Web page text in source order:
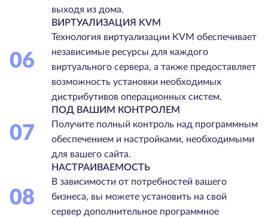
выходя из дома.
06
ВИРТУАЛИЗАЦИЯ KVM
Технология виртуализации KVM обеспечивает
независимые ресурсы для каждого
виртуального сервера, а также предоставляет
возможность установки необходимых
дистрибутивов операционных систем.
07
ПОД ВАШИМ КОНТРОЛЕМ
Получите полный контроль над программным
обеспечением и настройками, необходимыми
для вашего сайта.
08
НАСТРАИВАЕМОСТЬ
В зависимости от потребностей вашего
бизнеса, вы можете установить на свой
сервер дополнительное программное